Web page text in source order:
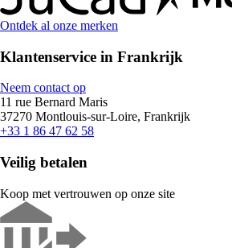
Ontdek al onze merken
Klantenservice in Frankrijk
Neem contact op
11 rue Bernard Maris
37270 Montlouis-sur-Loire, Frankrijk
+33 1 86 47 62 58
Veilig betalen
Koop met vertrouwen op onze site